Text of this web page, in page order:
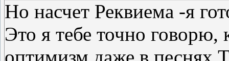
Но насчет Реквиема -я
Это я тебе точно говорю,